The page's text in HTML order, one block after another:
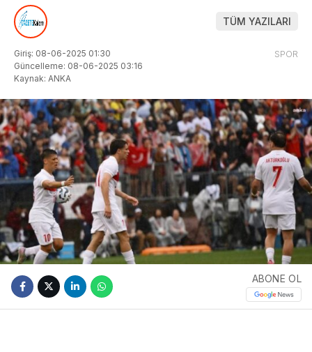
TÜM YAZILARI
Giriş: 08-06-2025 01:30
Güncelleme: 08-06-2025 03:16
Kaynak: ANKA
SPOR
ABONE OL